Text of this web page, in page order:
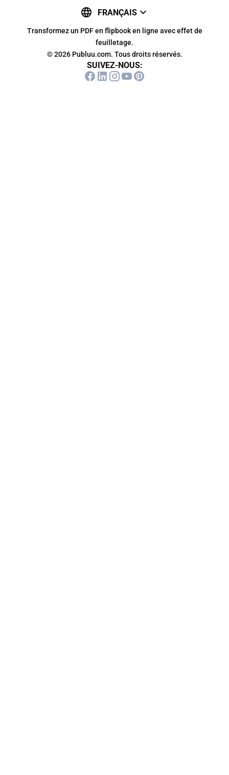
FRANÇAIS
Transformez un PDF en flipbook en ligne avec effet de
feuilletage.
© 2026 Publuu.com. Tous droits réservés.
SUIVEZ-NOUS: